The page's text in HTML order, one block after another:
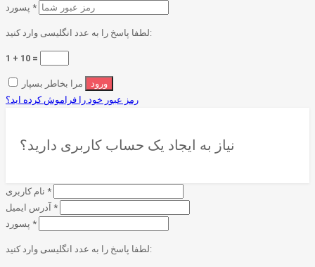
*
لطفا پاسخ را به عدد انگلیسی وارد کنید:
1 + 10 =
رمز عبور خود را فراموش کرده اید؟
نیاز به ایجاد یک حساب کاربری دارید؟
*
*
*
لطفا پاسخ را به عدد انگلیسی وارد کنید: